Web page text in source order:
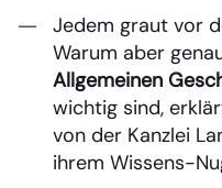
Jedem graut vor
Warum aber
Allgemeinen
wichtig sind,
von der Kanzlei
ihrem Wissens-